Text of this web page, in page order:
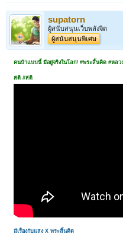
supatorn
ผู้สนับสนุนเว็บพลังจิต
ผู้สนับสนุนพิเศษ
คนบ้าแบบนี้ มีอยู่จริงในโลก! #พระสิ้นคิด #หล
สติ #สติ
มีเรื่องกับแสง X พระสิ้นคิด